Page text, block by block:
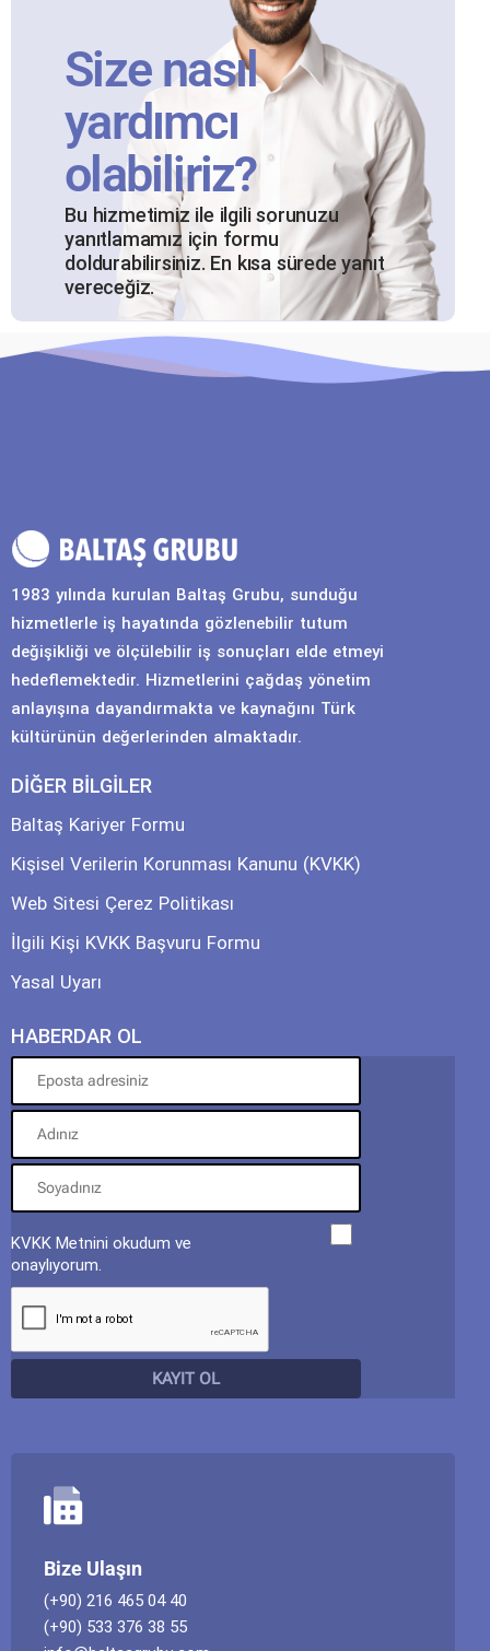
Size nasıl
yardımcı
olabiliriz?
Bu hizmetimiz ile ilgili sorunuzu
yanıtlamamız için formu
doldurabilirsiniz. En kısa sürede yanıt
vereceğiz.
1983 yılında kurulan Baltaş Grubu, sunduğu
hizmetlerle iş hayatında gözlenebilir tutum
değişikliği ve ölçülebilir iş sonuçları elde etmeyi
hedeflemektedir. Hizmetlerini çağdaş yönetim
anlayışına dayandırmakta ve kaynağını Türk
kültürünün değerlerinden almaktadır.
DİĞER BİLGİLER
Baltaş Kariyer Formu
Kişisel Verilerin Korunması Kanunu (KVKK)
Web Sitesi Çerez Politikası
İlgili Kişi KVKK Başvuru Formu
Yasal Uyarı
HABERDAR OL
KVKK Metnini okudum ve
onaylıyorum.
Bize Ulaşın
(+90) 216 465 04 40
(+90) 533 376 38 55